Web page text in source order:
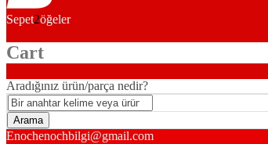
Sepet2öğeler
Cart
Aradığınız ürün/parça nedir?
Enochenochbilgi@gmail.com